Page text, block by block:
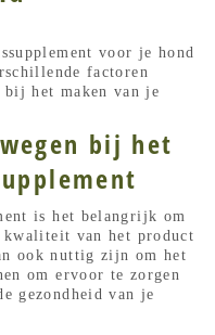
voor je hond
factoren
bij het maken van je
bij het
is het belangrijk om
van het product
ook nuttig zijn om het
om ervoor te zorgen
gezondheid van je